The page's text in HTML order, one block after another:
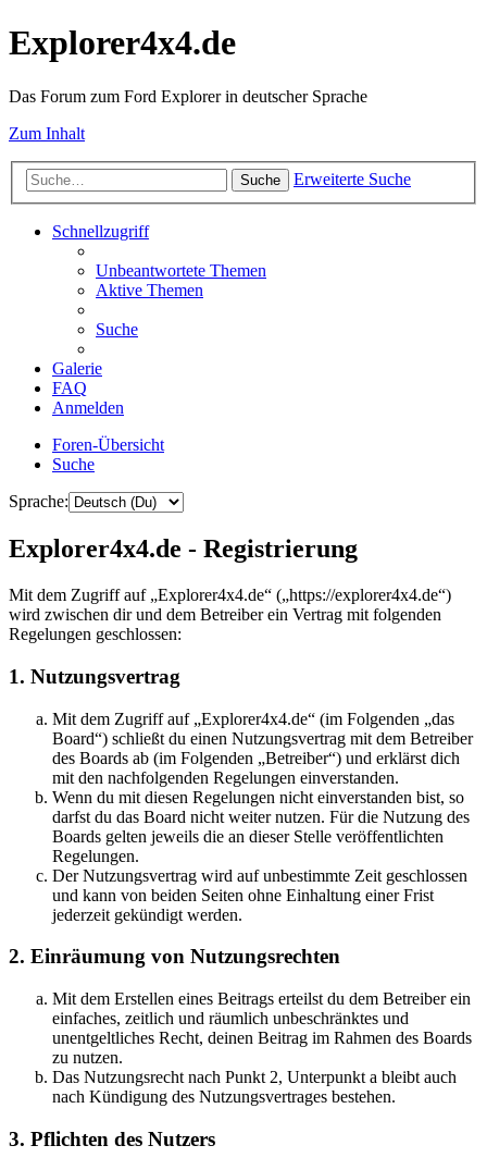
Explorer4x4.de
Das Forum zum Ford Explorer in deutscher Sprache
Zum Inhalt
Suche Erweiterte Suche
Schnellzugriff
Unbeantwortete Themen
Aktive Themen
Suche
Galerie
FAQ
Anmelden
Foren-Übersicht
Suche
Sprache:
Explorer4x4.de - Registrierung
Mit dem Zugriff auf „Explorer4x4.de“ („https://explorer4x4.de“)
wird zwischen dir und dem Betreiber ein Vertrag mit folgenden
Regelungen geschlossen:
1. Nutzungsvertrag
Mit dem Zugriff auf „Explorer4x4.de“ (im Folgenden „das
Board“) schließt du einen Nutzungsvertrag mit dem Betreiber
des Boards ab (im Folgenden „Betreiber“) und erklärst dich
mit den nachfolgenden Regelungen einverstanden.
Wenn du mit diesen Regelungen nicht einverstanden bist, so
darfst du das Board nicht weiter nutzen. Für die Nutzung des
Boards gelten jeweils die an dieser Stelle veröffentlichten
Regelungen.
Der Nutzungsvertrag wird auf unbestimmte Zeit geschlossen
und kann von beiden Seiten ohne Einhaltung einer Frist
jederzeit gekündigt werden.
2. Einräumung von Nutzungsrechten
Mit dem Erstellen eines Beitrags erteilst du dem Betreiber ein
einfaches, zeitlich und räumlich unbeschränktes und
unentgeltliches Recht, deinen Beitrag im Rahmen des Boards
zu nutzen.
Das Nutzungsrecht nach Punkt 2, Unterpunkt a bleibt auch
nach Kündigung des Nutzungsvertrages bestehen.
3. Pflichten des Nutzers